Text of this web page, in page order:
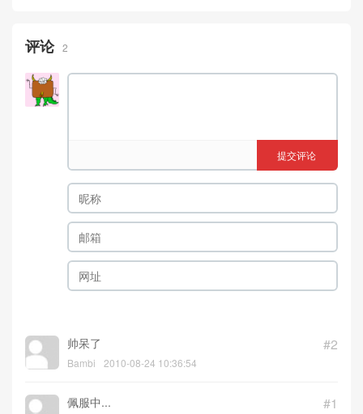
评论 2
提交评论
#2
帅呆了
Bambi 2010-08-24 10:36:54
#1
佩服中...